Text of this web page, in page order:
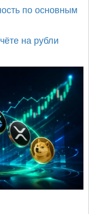
по основным
на рубли